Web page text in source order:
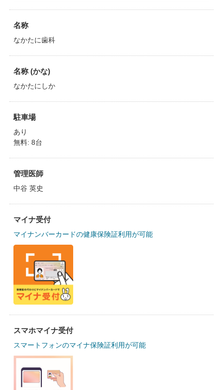
名称
なかたに歯科
名称 (かな)
なかたにしか
駐車場
あり
無料: 8台
管理医師
中谷 英史
マイナ受付
マイナンバーカードの健康保険証利用が可能
スマホマイナ受付
スマートフォンのマイナ保険証利用が可能